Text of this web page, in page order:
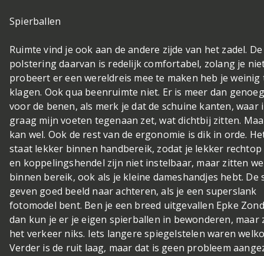
Spierballen
Ruimte vind je ook aan de andere zijde van het zadel. De
polstering daarvan is redelijk comfortabel, zolang je
probeert er een wereldreis mee te maken heb je weinig
klagen. Ook qua beenruimte niet. Er is meer dan
voor de benen, als merk je dat de schuine kanten, waar
graag mijn voeten tegenaan zet, wat dichtbij zitten.
kan wel. Ook de rest van de ergonomie is dik in orde.
staat lekker binnen handbereik, zodat je lekker rechtop
en koppelingshendel zijn niet instelbaar, maar zitten
binnen bereik, ook als je kleine dameshandjes hebt. De
geven goed beeld naar achteren, als je een superslank
fotomodel bent. Ben je een breed uitgevallen Epke
dan kun je er je eigen spierballen in bewonderen, maar
het verkeer niks. Iets langere spiegelstelen waren
Verder is de ruit laag, maar dat is geen probleem